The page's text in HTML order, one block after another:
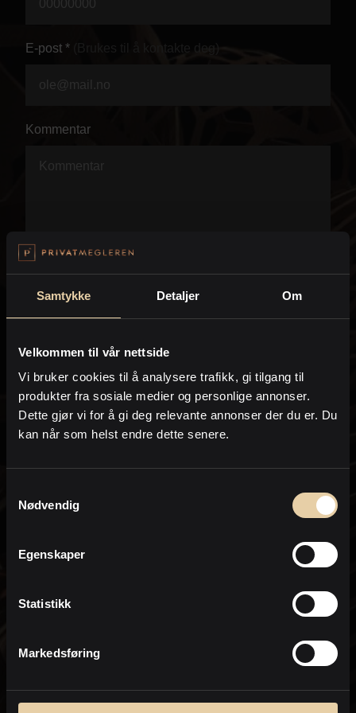
Samtykke Detaljer Om
Velkommen til vår nettside
Vi bruker cookies til å analysere trafikk, gi tilgang til
produkter fra sosiale medier og personlige annonser.
Dette gjør vi for å gi deg relevante annonser der du er. Du
kan når som helst endre dette senere.
Nødvendig
Egenskaper
Statistikk
Markedsføring
Personvern
E-post *
Kommentar
Jeg anmoder PrivatMegleren om å kontakte meg
på e-post og /eller telefon i form av sms eller
oppringing.
om lignende eiendommer som kommer
for salg og annen eiendomsrelatert
Dette inkluderer nyhetsbrev, informasjon
Nordea.
* Ved bestilling av salgsoppgave aksepterer du at